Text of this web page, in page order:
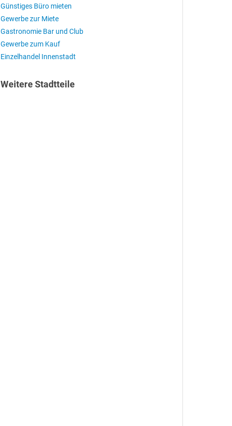
Günstiges Büro mieten
Gewerbe zur Miete
Gastronomie Bar und Club
Gewerbe zum Kauf
Einzelhandel Innenstadt
Weitere Stadtteile